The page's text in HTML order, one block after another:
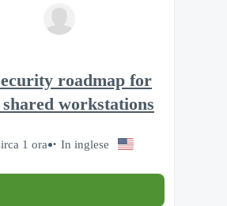
roadmap for
workstations
1 ora In inglese